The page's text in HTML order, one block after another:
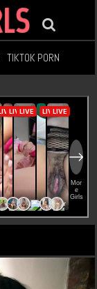
TIKTOK PORN